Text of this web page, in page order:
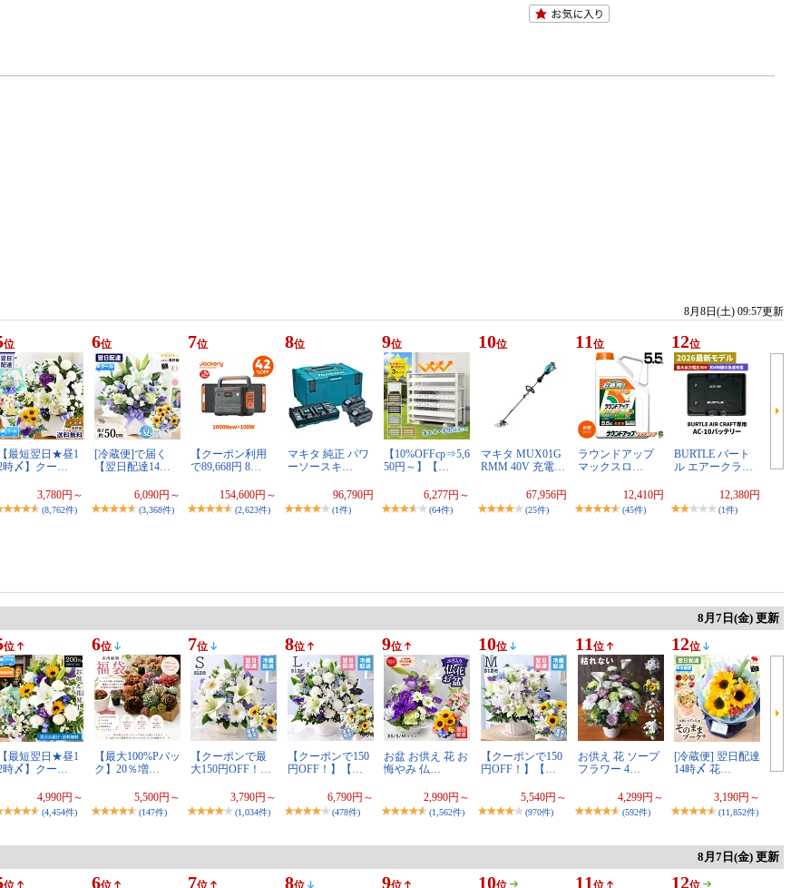
8月8日(土) 09:57更新
位
【最短翌日★昼1
時〆】クー…
3,780円～
(8,762件)
6位
[冷蔵便]で届く
【翌日配達14…
6,090円～
(3,368件)
7位
【クーポン利用
で89,668円 8…
154,600円～
(2,623件)
8位
マキタ 純正 パワ
ーソースキ…
96,790円
(1件)
9位
【10%OFFcp⇒5,6
50円～】【…
6,277円～
(64件)
10位
マキタ MUX01G
RMM 40V 充電…
67,956円
(25件)
11 位
ラウンドアップ
マックスロ…
12,410円
(45件)
12位
BURTLE バート
ル エアークラ…
12,380円
(1件)
8月7日(金) 更新
位
【最短翌日★昼1
時〆】クー…
4,990円～
(4,454件)
6位
【最大100%Pバッ
ク】20％増…
5,500円～
(147件)
7位
【クーポンで最
大150円OFF！…
3,790円～
(1,034件)
8位
【クーポンで150
円OFF！】【…
6,790円～
(478件)
9位
お盆 お供え 花 お
悔やみ 仏…
2,990円～
(1,562件)
10位
【クーポンで150
円OFF！】【…
5,540円～
(970件)
11 位
お供え 花 ソープ
フラワー 4…
4,299円～
(592件)
12位
[冷蔵便] 翌日配達
14時〆 花…
3,190円～
(11,852件)
8月7日(金) 更新
位 6位 7位 8位 9位 10位 11 位 12位